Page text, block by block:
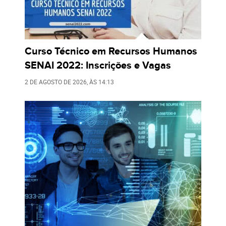
Curso Técnico em Recursos Humanos
SENAI 2022: Inscrições e Vagas
2 DE AGOSTO DE 2026 , ÀS 14:13